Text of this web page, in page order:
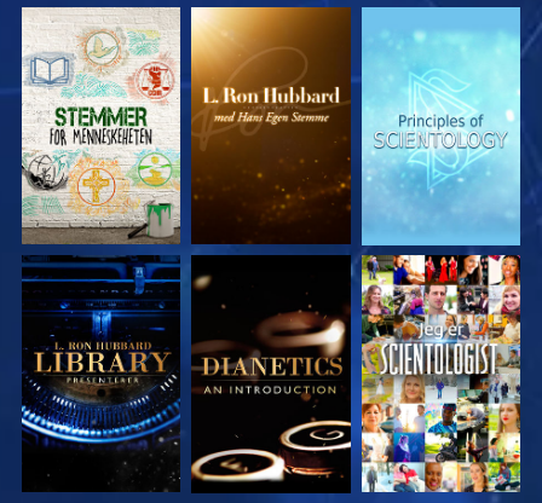
UTFORSK SERIEN UTFORSK SERIEN UTFORSK SERIEN
UTFORSK SERIEN UTFORSK SERIEN SE